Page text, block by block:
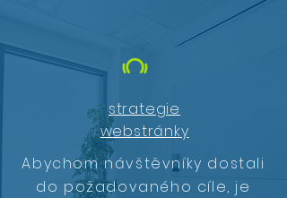
strategie
webstránky
Abychom návštěvníky dostali
do požadovaného cíle, je